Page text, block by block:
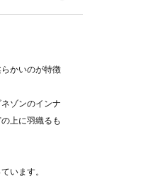
かいのが特徴
ゾンのインナ
上に羽織るも
います。